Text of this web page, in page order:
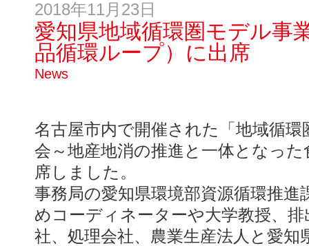
2018年11月23日
愛知県地域循環圏モデル事
品循環ループ）に出席
News
名古屋市内で開催された「地域循
会～地産地消の推進と一体となっ
席しました。
事務局の愛知県環境部資源循環推
めコーディネーターや大学教授、
社、処理会社、農業生産法人と愛知